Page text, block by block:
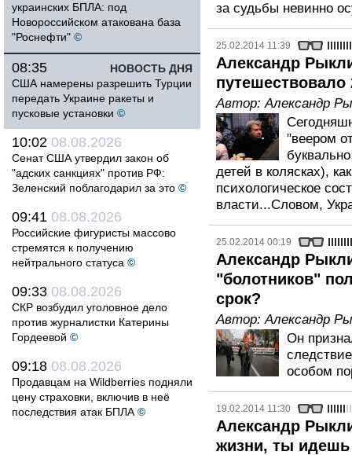
украинских БПЛА: под
Новороссийском атакована база
"Роснефти" ©
НОВОСТЬ ДНЯ
08:35
США намерены разрешить Турции
передать Украине ракеты и
пусковые установки ©
10:02 08.08.2026
Сенат США утвердил закон об
"адских санкциях" против РФ:
Зеленский поблагодарил за это ©
09:41 08.08.2026
Российские фигуристы массово
стремятся к получению
нейтрального статуса ©
09:33 08.08.2026
СКР возбудил уголовное дело
против журналистки Катерины
Гордеевой ©
09:18 08.08.2026
Продавцам на Wildberries подняли
цену страховки, включив в неё
последствия атак БПЛА ©
за судьбы невинно
25.02.2014 11:39
Александр
путешествовало
Автор:Александр
"веером
детей в колясках),
психологическое
власти...Словом,
25.02.2014 00:19
Александр
"болотников"
срок?
Автор:Александр
Он
особом
19.02.2014 11:30
Александр
жизни, ты